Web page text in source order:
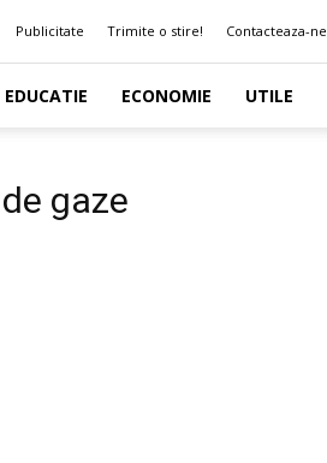
Publicitate Trimite o stire! Contacteaza-ne
EDUCATIE ECONOMIE UTILE
gaze